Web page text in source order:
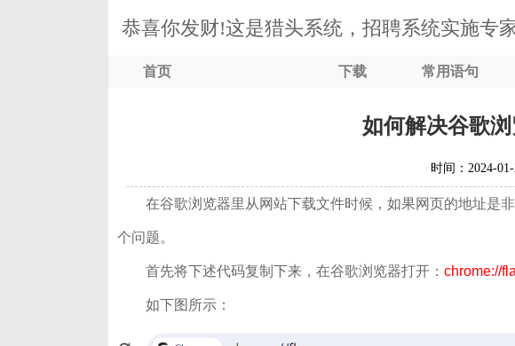
恭喜你发财!这是猎头系统，招聘系统实施专
首页 下载 常用语句
如何解决谷歌
时间：2024-
在谷歌浏览器里从网站下载文件时候，如果网页的地址是
个问题。
首先将下述代码复制下来，在谷歌浏览器打开： chrome://
如下图所示：